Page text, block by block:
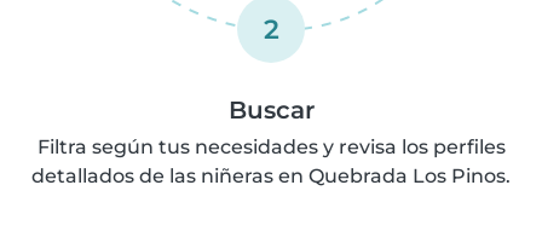
2
Buscar
Filtra según tus necesidades y revisa los perfiles
detallados de las niñeras en Quebrada Los Pinos.